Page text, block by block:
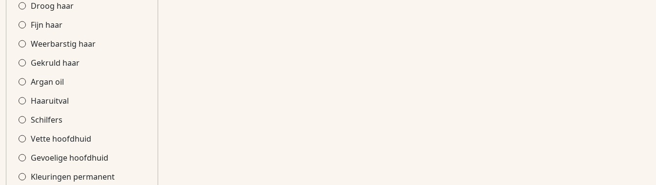
Droog haar
Fijn haar
Weerbarstig haar
Gekruld haar
Argan oil
Haaruitval
Schilfers
Vette hoofdhuid
Gevoelige hoofdhuid
Kleuringen permanent